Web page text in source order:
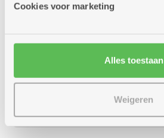
Cookies voor marketing
Alles toestaan
Weigeren
E-mailadres